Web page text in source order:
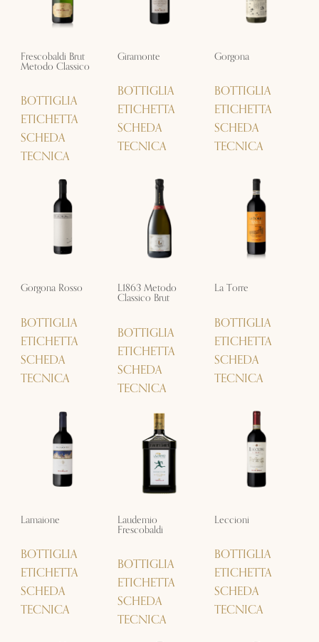
Frescobaldi Brut
Metodo Classico
BOTTIGLIA
ETICHETTA
SCHEDA
TECNICA
Giramonte
BOTTIGLIA
ETICHETTA
SCHEDA
TECNICA
Gorgona
BOTTIGLIA
ETICHETTA
SCHEDA
TECNICA
Gorgona Rosso
BOTTIGLIA
ETICHETTA
SCHEDA
TECNICA
L1863 Metodo
Classico Brut
BOTTIGLIA
ETICHETTA
SCHEDA
TECNICA
La Torre
BOTTIGLIA
ETICHETTA
SCHEDA
TECNICA
Lamaione
BOTTIGLIA
ETICHETTA
SCHEDA
TECNICA
Laudemio
Frescobaldi
BOTTIGLIA
ETICHETTA
SCHEDA
TECNICA
Leccioni
BOTTIGLIA
ETICHETTA
SCHEDA
TECNICA